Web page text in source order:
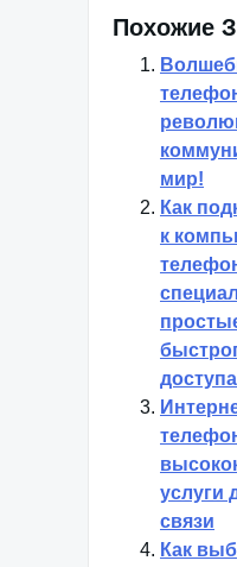
Похожие
мир!
Как
к
услуги
связи
Как